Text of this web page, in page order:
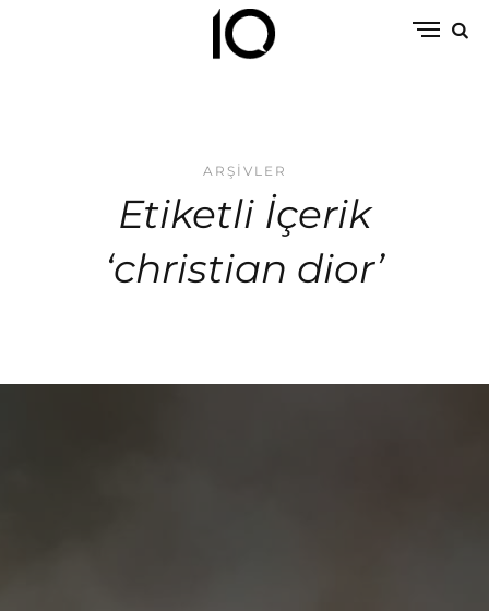
ARŞIVLER
Etiketli İçerik
‘christian dior’